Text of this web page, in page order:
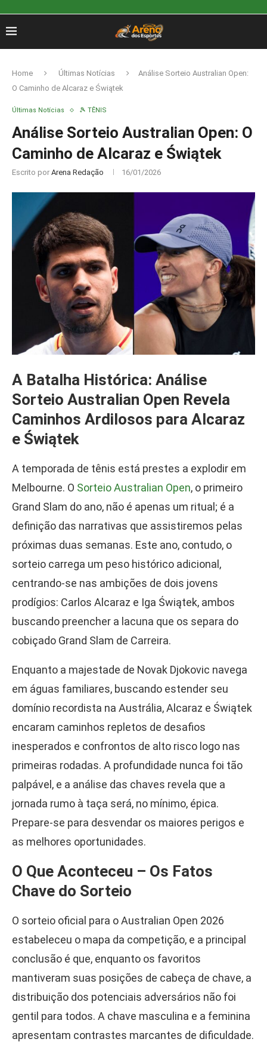
Home Últimas Notícias
Análise Sorteio Australian Open:
O Caminho de Alcaraz e Świątek
Últimas Notícias 🎾 TÊNIS
Análise Sorteio Australian Open: O
Caminho de Alcaraz e Świątek
Escrito por Arena Redação 16/01/2026
A Batalha Histórica: Análise
Sorteio Australian Open Revela
Caminhos Ardilosos para Alcaraz
e Świątek
A temporada de tênis está prestes a explodir em
Melbourne. O Sorteio Australian Open, o primeiro
Grand Slam do ano, não é apenas um ritual; é a
definição das narrativas que assistiremos pelas
próximas duas semanas. Este ano, contudo, o
sorteio carrega um peso histórico adicional,
centrando-se nas ambições de dois jovens
prodígios: Carlos Alcaraz e Iga Świątek, ambos
buscando preencher a lacuna que os separa do
cobiçado Grand Slam de Carreira.
Enquanto a majestade de Novak Djokovic navega
em águas familiares, buscando estender seu
domínio recordista na Austrália, Alcaraz e Świątek
encaram caminhos repletos de desafios
inesperados e confrontos de alto risco logo nas
primeiras rodadas. A profundidade nunca foi tão
palpável, e a análise das chaves revela que a
jornada rumo à taça será, no mínimo, épica.
Prepare-se para desvendar os maiores perigos e
as melhores oportunidades.
O Que Aconteceu – Os Fatos
Chave do Sorteio
O sorteio oficial para o Australian Open 2026
estabeleceu o mapa da competição, e a principal
conclusão é que, enquanto os favoritos
mantiveram suas posições de cabeça de chave, a
distribuição dos potenciais adversários não foi
gentil para todos. A chave masculina e a feminina
apresentam contrastes marcantes de dificuldade.